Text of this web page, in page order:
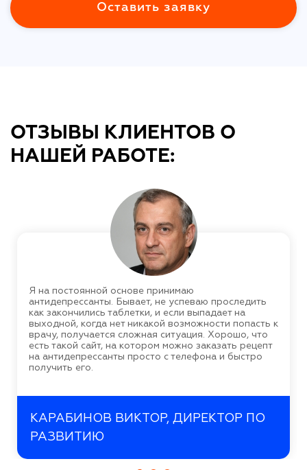
Оставить заявку
ОТЗЫВЫ КЛИЕНТОВ О
НАШЕЙ РАБОТЕ:
Я на постоянной основе принимаю
антидепрессанты. Бывает, не успеваю проследить
как закончились таблетки, и если выпадает на
выходной, когда нет никакой возможности попасть к
врачу, получается сложная ситуация. Хорошо, что
есть такой сайт, на котором можно заказать рецепт
на антидепрессанты просто с телефона и быстро
получить его.
КАРАБИНОВ ВИКТОР, ДИРЕКТОР ПО
РАЗВИТИЮ